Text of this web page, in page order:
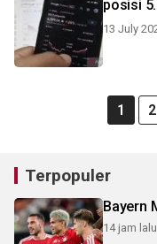
posisi
13 July
1 2
Terpopuler
Bayern
14 jam lalu